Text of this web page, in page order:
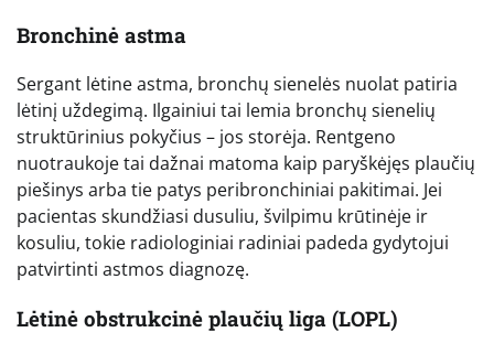
Bronchinė astma
Sergant lėtine astma, bronchų sienelės nuolat patiria
lėtinį uždegimą. Ilgainiui tai lemia bronchų sienelių
struktūrinius pokyčius – jos storėja. Rentgeno
nuotraukoje tai dažnai matoma kaip paryškėjęs plaučių
piešinys arba tie patys peribronchiniai pakitimai. Jei
pacientas skundžiasi dusuliu, švilpimu krūtinėje ir
kosuliu, tokie radiologiniai radiniai padeda gydytojui
patvirtinti astmos diagnozę.
Lėtinė obstrukcinė plaučių liga (LOPL)